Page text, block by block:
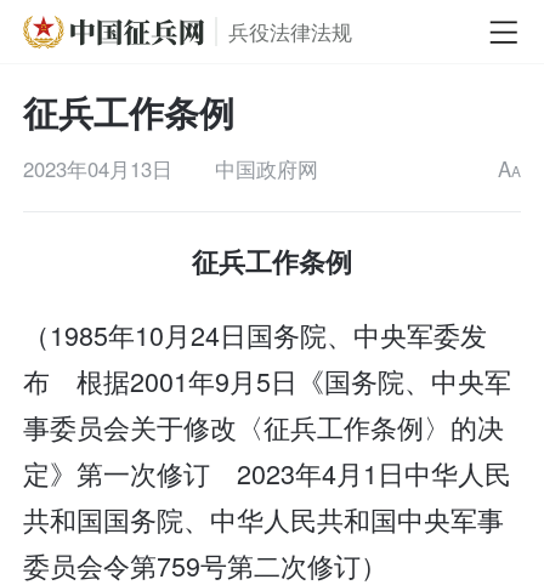
兵役法律法规
征兵工作条例
2023年04月13日 中国政府网 AA
征兵工作条例
（1985年10月24日国务院、中央军委发
布 根据2001年9月5日《国务院、中央军
事委员会关于修改〈征兵工作条例〉的决
定》第一次修订 2023年4月1日中华人民
共和国国务院、中华人民共和国中央军事
委员会令第759号第二次修订）